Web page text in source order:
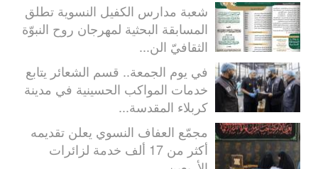
شعبة مدارس الكفيل النسوية تطلق
المسابقة البحثية لمهرجان روح النبوّة
الثقافيّ الن...
في يوم الجمعة.. قسم الشعائر يتابع
خدمات المواكب الحسينية في مدينة
كربلاء المقدسة...
مجمّع العفاف النسوي يعلن تقديمه
أكثر من 17 ألف خدمة لزائرات